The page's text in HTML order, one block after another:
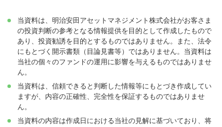
当資料は、明治安田アセットマネジメント株式会社がお客さま
の投資判断の参考となる情報提供を目的として作成したもので
あり、投資勧誘を目的とするものではありません。また、法令
にもとづく開示書類（目論見書等）ではありません。当資料は
当社の個々のファンドの運用に影響を与えるものではありませ
ん。
当資料は、信頼できると判断した情報等にもとづき作成してい
ますが、内容の正確性、完全性を保証するものではありませ
ん。
当資料の内容は作成日における当社の見解に基づいており、将